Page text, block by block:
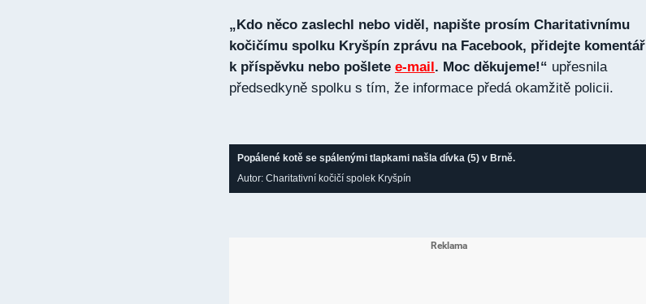
„Kdo něco zaslechl nebo viděl, napište prosím Charitativnímu
kočičímu spolku Kryšpín zprávu na Facebook, přidejte komentář
k příspěvku nebo pošlete e-mail. Moc děkujeme!“ upřesnila
předsedkyně spolku s tím, že informace předá okamžitě policii.
Popálené kotě se spálenými tlapkami našla dívka (5) v Brně.
Autor: Charitativní kočičí spolek Kryšpín